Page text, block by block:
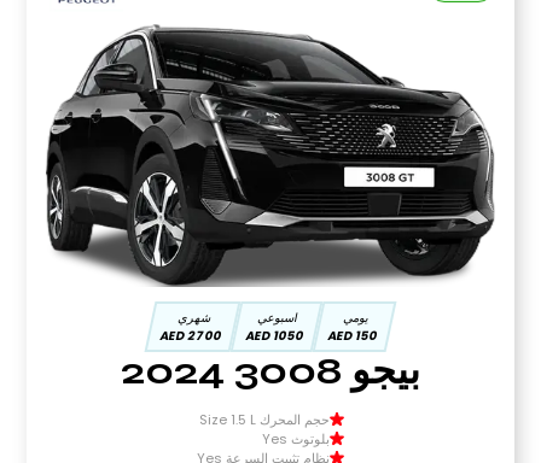
يومي
150 AED
اسبوعي
1050 AED
شهري
2700 AED
بيجو 3008 2024
حجم المحرك Size 1.5 L
بلوتوث Yes
نظام تثبيت السرعة Yes